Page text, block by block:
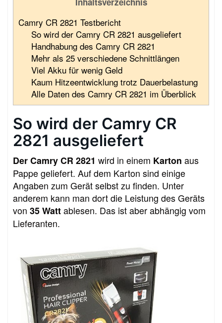
Camry CR 2821 Testbericht
So wird der Camry CR 2821 ausgeliefert
Handhabung des Camry CR 2821
Mehr als 25 verschiedene Schnittlängen
Viel Akku für wenig Geld
Kaum Hitzeentwicklung trotz Dauerbelastung
Alle Daten des Camry CR 2821 im Überblick
So wird der Camry CR
2821 ausgeliefert
Der Camry CR 2821 wird in einem Karton aus
Pappe geliefert. Auf dem Karton sind einige
Angaben zum Gerät selbst zu finden. Unter
anderem kann man dort die Leistung des Geräts
von 35 Wattablesen. Das ist aber abhängig vom
Lieferanten.